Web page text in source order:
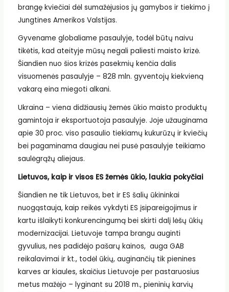
brangę kviečiai dėl sumažėjusios jų gamybos ir tiekimo į
Jungtines Amerikos Valstijas.
Gyvename globaliame pasaulyje, todėl būtų naivu
tikėtis, kad ateityje mūsų negali paliesti maisto krizė.
Šiandien nuo šios krizės pasekmių kenčia dalis
visuomenės pasaulyje – 828 mln. gyventojų kiekvieną
vakarą eina miegoti alkani.
Ukraina – viena didžiausių žemės ūkio maisto produktų
gamintoja ir eksportuotoja pasaulyje. Joje užauginama
apie 30 proc. viso pasaulio tiekiamų kukurūzų ir kviečių
bei pagaminama daugiau nei pusė pasaulyje teikiamo
saulėgrąžų aliejaus.
Lietuvos, kaip ir visos ES žemės ūkio, laukia pokyčiai
Šiandien ne tik Lietuvos, bet ir ES šalių ūkininkai
nuogąstauja, kaip reikės vykdyti ES įsipareigojimus ir
kartu išlaikyti konkurencingumą bei skirti dalį lėšų ūkių
modernizacijai. Lietuvoje tampa brangu auginti
gyvulius, nes padidėjo pašarų kainos, auga GAB
reikalavimai ir kt., todėl ūkių, auginančių tik pienines
karves ar kiaules, skaičius Lietuvoje per pastaruosius
metus mažėjo – lyginant su 2018 m., pieninių karvių